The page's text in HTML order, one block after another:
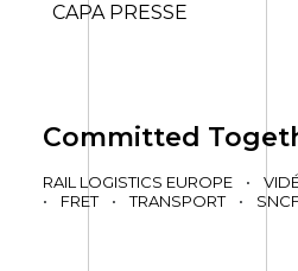
CAPA PRESSE
Committed
RAIL LOGISTICS EUROPE •
•
FRET • TRANSPORT •